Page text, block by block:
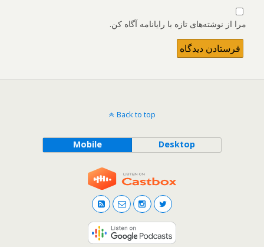
مرا از نوشته‌های تازه با رایانامه آگاه کن.
Back to top
Mobile Desktop